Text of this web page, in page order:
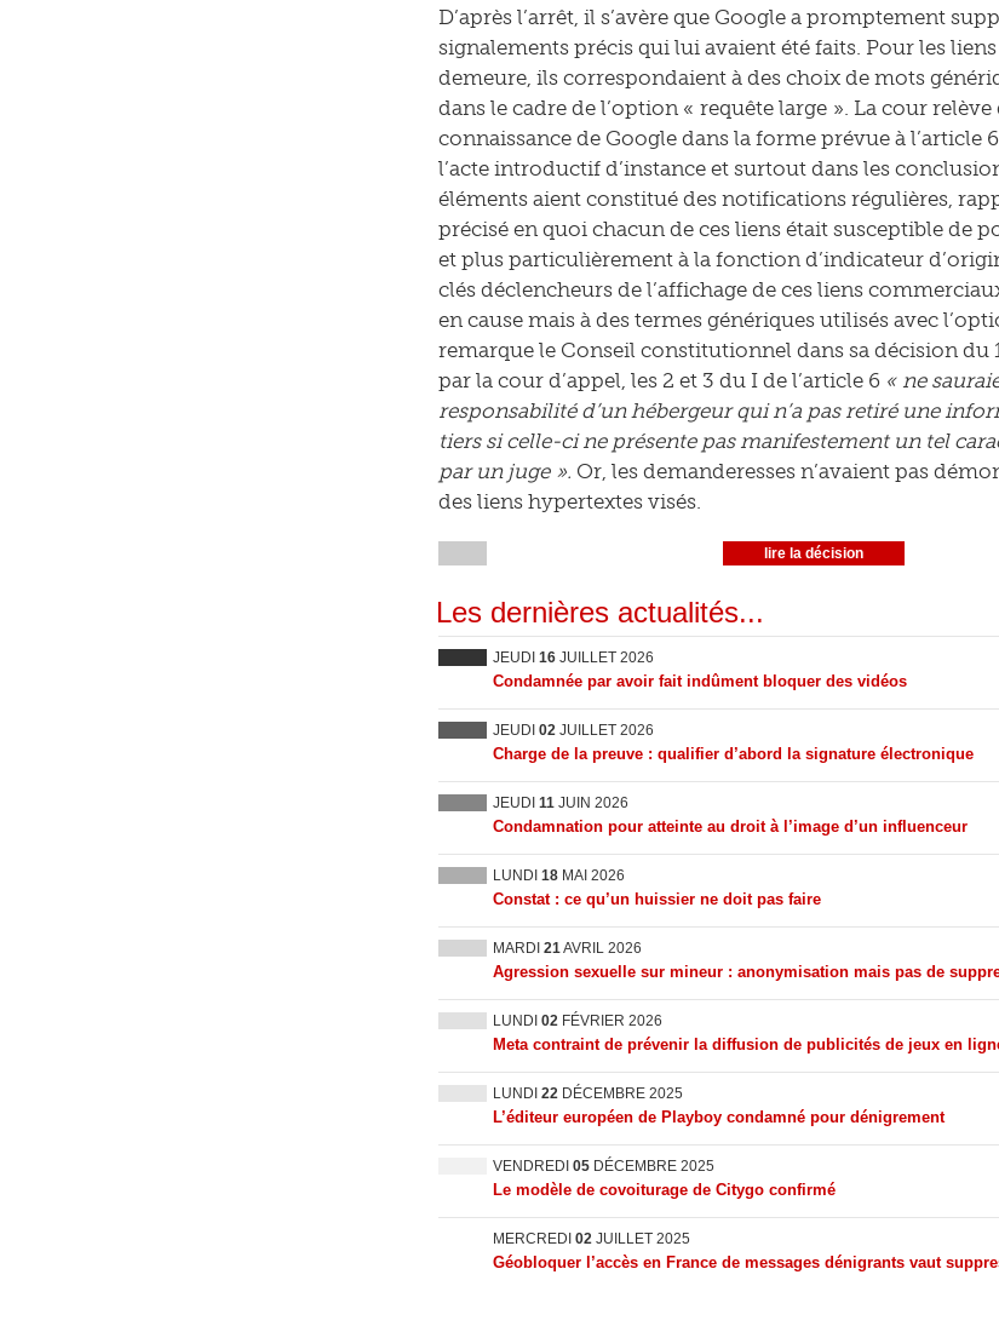
D’après l’arrêt, il s’avère que Google a promptement
signalements précis qui lui avaient été faits. Pour les
demeure, ils correspondaient à des choix de mots
dans le cadre de l’option « requête large ». La cour
connaissance de Google dans la forme prévue à l’article
l’acte introductif d’instance et surtout dans les
éléments aient constitué des notifications régulières,
précisé en quoi chacun de ces liens était susceptible de
et plus particulièrement à la fonction d’indicateur
clés déclencheurs de l’affichage de ces liens
en cause mais à des termes génériques utilisés avec
remarque le Conseil constitutionnel dans sa décision du
par la cour d’appel, les 2 et 3 du I de l’article 6 « ne
responsabilité d’un hébergeur qui n’a pas retiré une
tiers si celle-ci ne présente pas manifestement un tel
par un juge ». Or, les demanderesses n’avaient pas
des liens hypertextes visés.
lire la décision
Les dernières actualités...
JEUDI 16 JUILLET 2026
Condamnée par avoir fait indûment bloquer des vidéos
JEUDI 02 JUILLET 2026
Charge de la preuve : qualifier d’abord la signature électronique
JEUDI 11 JUIN 2026
Condamnation pour atteinte au droit à l’image d’un influenceur
LUNDI 18 MAI 2026
Constat : ce qu’un huissier ne doit pas faire
MARDI 21AVRIL 2026
Agression sexuelle sur mineur : anonymisation mais pas de
LUNDI 02 FÉVRIER 2026
Meta contraint de prévenir la diffusion de publicités de jeux en
LUNDI 22 DÉCEMBRE 2025
L’éditeur européen de Playboy condamné pour dénigrement
VENDREDI 05 DÉCEMBRE 2025
Le modèle de covoiturage de Citygo confirmé
MERCREDI 02 JUILLET 2025
Géobloquer l’accès en France de messages dénigrants vaut